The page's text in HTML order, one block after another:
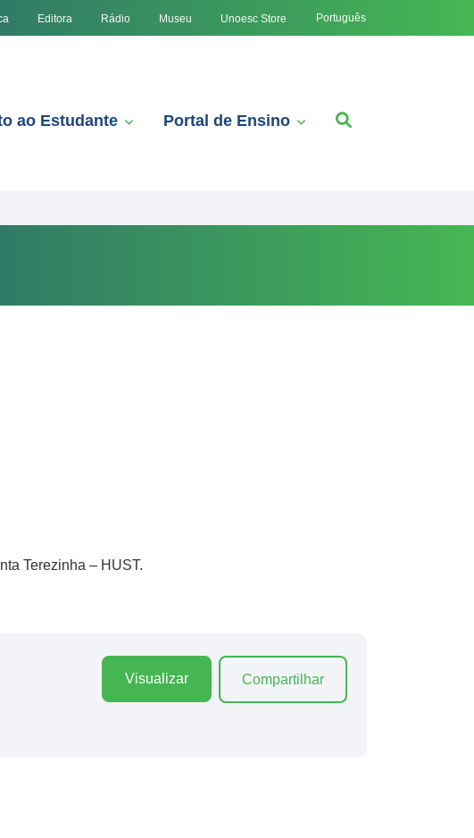
Editora Rádio Museu Unoesc Store Português
ao Estudante Portal de Ensino
Terezinha – HUST.
Visualizar Compartilhar